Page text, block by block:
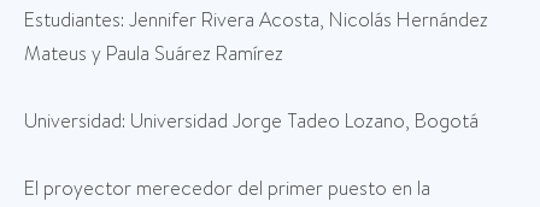
Estudiantes: Jennifer Rivera Acosta, Nicolás Hernández
Mateus y Paula Suárez Ramírez
Universidad: Universidad Jorge Tadeo Lozano, Bogotá
El proyector merecedor del primer puesto en la